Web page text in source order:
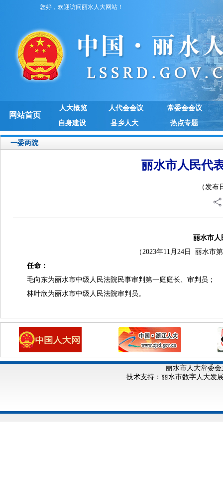
您好，欢迎访问丽水人大网站！
网站首页
人大概览 人代会会议
常委会会议
自身建设
县乡人大 热点专题
一委两院
丽水市人民代
（发布
丽水市
（2023年11月24日 丽水市
任命：
毛向东为丽水市中级人民法院民事审判第一庭庭长、审判员；
林叶欣为丽水市中级人民法院审判员。
丽水市人大常委会
技术支持：丽水市数字人大发